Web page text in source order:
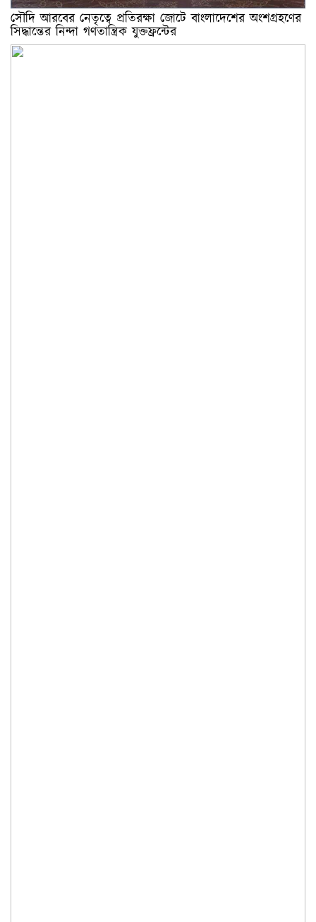
সৌদি আরবের নেতৃত্বে প্রতিরক্ষা জোটে বাংলাদেশের অংশগ্রহণের
সিদ্ধান্তের নিন্দা গণতান্ত্রিক যুক্তফ্রন্টের